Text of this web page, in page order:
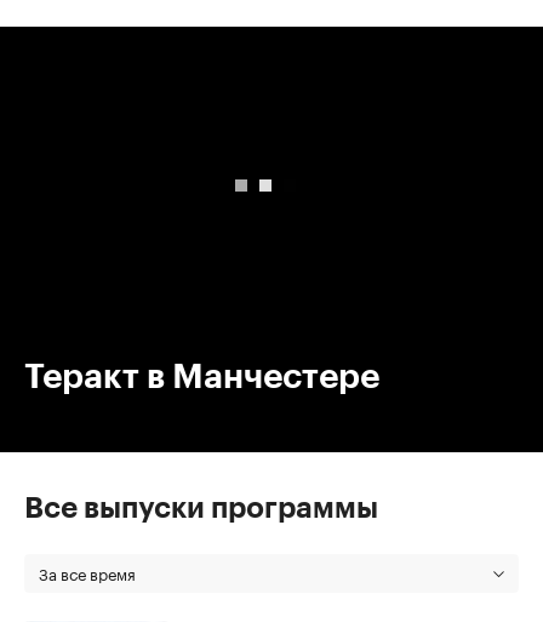
Теракт в Манчестере
Все выпуски программы
За все время